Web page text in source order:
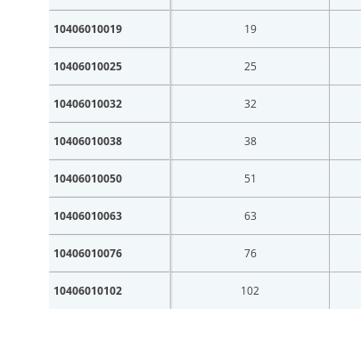
10406010019 19
10406010025 25
10406010032 32
10406010038 38
10406010050 51
10406010063 63
10406010076 76
10406010102 102